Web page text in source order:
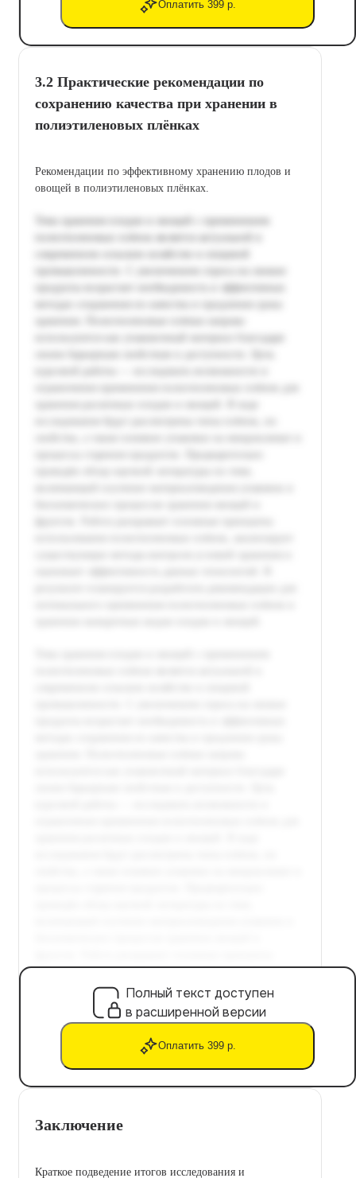
Оплатить 399 р.
3.2 Практические рекомендации по
сохранению качества при хранении в
полиэтиленовых плёнках
Рекомендации по эффективному хранению плодов и
овощей в полиэтиленовых плёнках.
Полный текст доступен
в расширенной версии
Оплатить 399 р.
Заключение
Краткое подведение итогов исследования и